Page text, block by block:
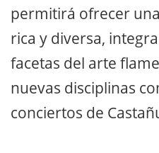
permitirá ofrecer
rica y diversa,
facetas del arte
nuevas disciplinas
conciertos de